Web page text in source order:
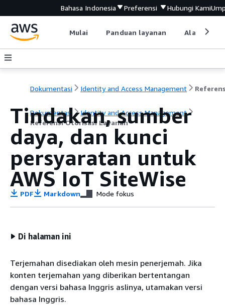
Bahasa Indonesia Preferensi Hubungi Kami
Mulai Panduan layanan Alat
Dokumentasi Identity and Access Management
Dokumentasi
Identity and Access Management
Referensi Otorisasi Layanan
Tindakan, sumber
daya, dan kunci
persyaratan untuk
AWS IoT SiteWise
PDF Markdown Mode fokus
Di halaman ini
Terjemahan disediakan oleh mesin penerjemah. Jika
konten terjemahan yang diberikan bertentangan
dengan versi bahasa Inggris aslinya, utamakan versi
bahasa Inggris.